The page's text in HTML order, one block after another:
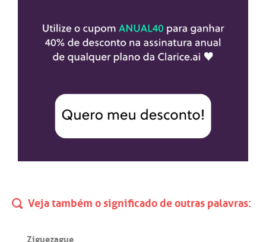
Veja também o significado de outras palavras:
Ziguezague